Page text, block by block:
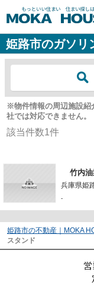
姫路市のガソリ
※物件情報の周辺施設紹
社では対応できません。
該当件数1件
竹内
兵庫県姫
-
姫路市の不動産｜MOKA
スタンド